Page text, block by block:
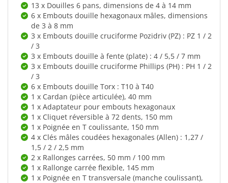
13 x Douilles 6 pans, dimensions de 4 à 14 mm
6 x Embouts douille hexagonaux mâles, dimensions
de 3 à 8 mm
3 x Embouts douille cruciforme Pozidriv (PZ) : PZ 1 / 2
/ 3
3 x Embouts douille à fente (plate) : 4 / 5,5 / 7 mm
3 x Embouts douille cruciforme Phillips (PH) : PH 1 / 2
/ 3
6 x Embouts douille Torx : T10 à T40
1 x Cardan (pièce articulée), 40 mm
1 x Adaptateur pour embouts hexagonaux
1 x Cliquet réversible à 72 dents, 150 mm
1 x Poignée en T coulissante, 150 mm
4 x Clés mâles coudées hexagonales (Allen) : 1,27 /
1,5 / 2 / 2,5 mm
2 x Rallonges carrées, 50 mm / 100 mm
1 x Rallonge carrée flexible, 145 mm
1 x Poignée en T transversale (manche coulissant),